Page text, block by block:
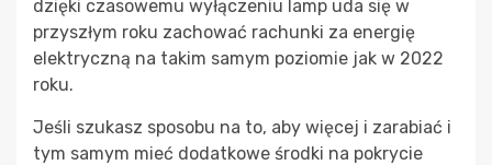
dzięki czasowemu wyłączeniu lamp uda się w
przyszłym roku zachować rachunki za energię
elektryczną na takim samym poziomie jak w 2022
roku.
Jeśli szukasz sposobu na to, aby więcej i zarabiać i
tym samym mieć dodatkowe środki na pokrycie